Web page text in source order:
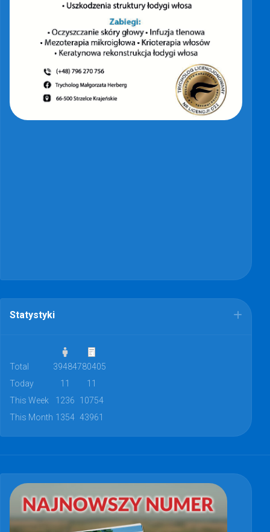
Statystyki
Total 39484780405
Today
11
11
This Week
1236
10754
This Month 1354 43961